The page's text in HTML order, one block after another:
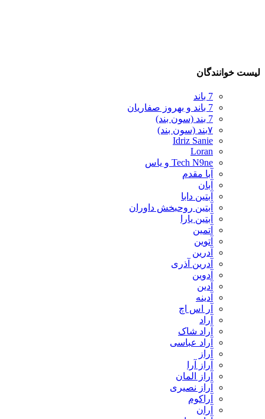
لیست خوانندگان
7 باند
7 باند و بهروز صفاریان
7 بند (سون بند)
۷بند (سون بند)
Idriz Sanie
Loran
Tech N9ne و یاس
آبا مقدم
آبان
آبتین دابا
آبتین روحبخش داوران
آبتین یارا
آتمین
آتوین
آدرین
آدرین آذری
آدوین
آدین
آدینه
آر اس اچ
آراد
آراد شاک
آراد عباسی
آراز
آراز آرا
آراز المان
آراز نصیری
آراکوم
آران